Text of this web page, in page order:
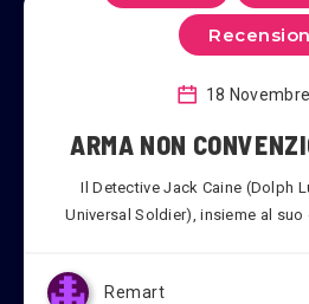
18
ARMA NON
Il Detective Jack Caine (Dolph
Universal Soldier), insieme al
Remart